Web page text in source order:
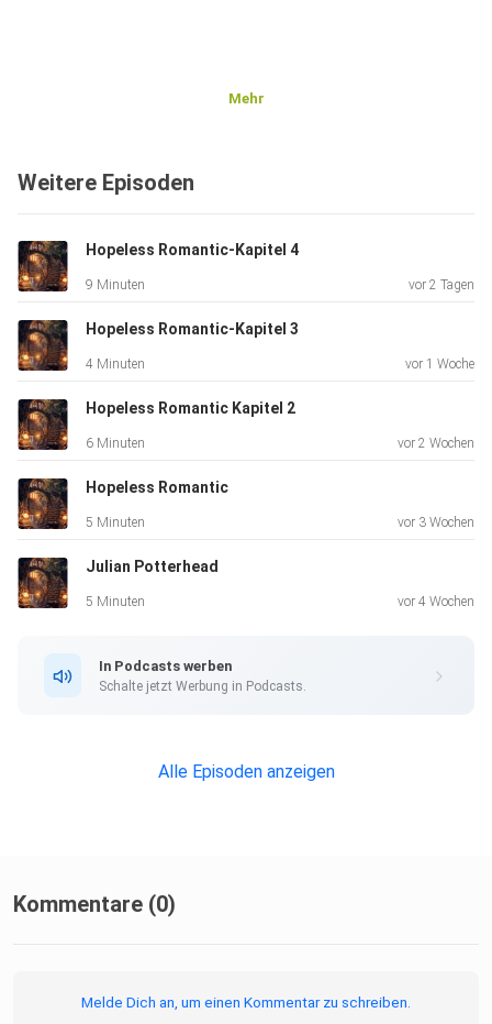
Mehr
Weitere Episoden
Hopeless Romantic-Kapitel 4
9 Minuten vor 2 Tagen
Hopeless Romantic-Kapitel 3
4 Minuten vor 1 Woche
Hopeless Romantic Kapitel 2
6 Minuten vor 2 Wochen
Hopeless Romantic
5 Minuten vor 3 Wochen
Julian Potterhead
5 Minuten vor 4 Wochen
In Podcasts werben
Schalte jetzt Werbung in Podcasts.
Alle Episoden anzeigen
Kommentare (0)
Melde Dich an, um einen Kommentar zu schreiben.